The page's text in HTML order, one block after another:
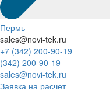
Пермь
sales@novi-tek.ru
+7 (342) 200-90-19
(342) 200-90-19
sales@novi-tek.ru
Заявка на расчет